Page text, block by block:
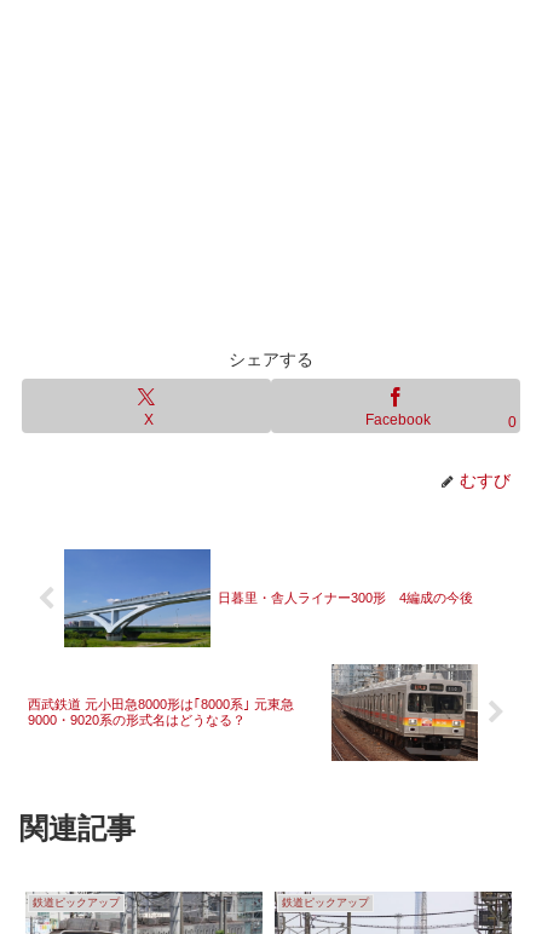
シェアする
X Facebook 0
むすび
日暮里・舎人ライナー300形 4編成の今後
西武鉄道 元小田急8000形は｢8000系｣ 元東急
9000・9020系の形式名はどうなる？
関連記事
鉄道ピックアップ 鉄道ピックアップ